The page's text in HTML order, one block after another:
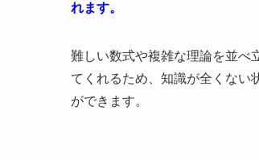
れます。
難しい数式や複雑な理論を並べ
てくれるため、知識が全くない
ができます。